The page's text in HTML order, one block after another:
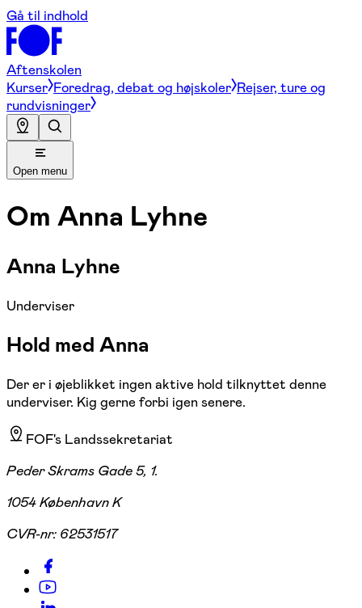
Gå til indhold
Aftenskolen
Kurser Foredrag, debat og højskoler Rejser, ture og
rundvisninger
Open menu
Om Anna Lyhne
Anna Lyhne
Underviser
Hold med Anna
Der er i øjeblikket ingen aktive hold tilknyttet denne
underviser. Kig gerne forbi igen senere.
FOF's Landssekretariat
Peder Skrams Gade 5, 1.
1054 København K
CVR-nr: 62531517